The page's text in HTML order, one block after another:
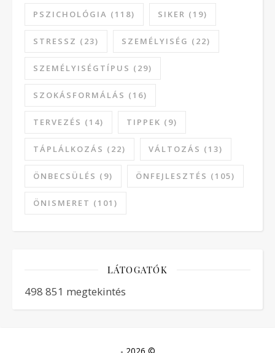
PSZICHOLÓGIA (118) SIKER (19)
STRESSZ (23) SZEMÉLYISÉG (22)
SZEMÉLYISÉGTÍPUS (29)
SZOKÁSFORMÁLÁS (16)
TERVEZÉS (14) TIPPEK (9)
TÁPLÁLKOZÁS (22) VÁLTOZÁS (13)
ÖNBECSÜLÉS (9) ÖNFEJLESZTÉS (105)
ÖNISMERET (101)
LÁTOGATÓK
498 851 megtekintés